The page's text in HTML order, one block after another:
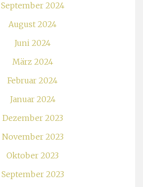
September 2024
August 2024
Juni 2024
März 2024
Februar 2024
Januar 2024
Dezember 2023
November 2023
Oktober 2023
September 2023